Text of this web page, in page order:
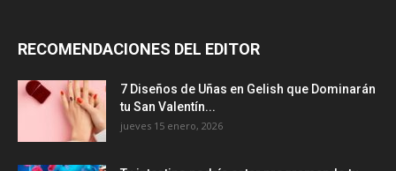
RECOMENDACIONES DEL EDITOR
7 Diseños de Uñas en Gelish que Dominarán
tu San Valentín...
jueves 15 enero, 2026